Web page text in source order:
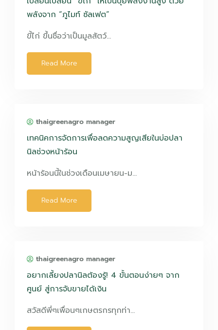
พลังจาก “ภูไมท์ ซัลเฟต”
ขี้ไก่ ขึ้นชื่อว่าเป็นมูลสัตว์…
Read More
thaigreenagro manager
เทคนิคการจัดการเพื่อลดความสูญเสียในบ่อปลา
นิลช่วงหน้าร้อน
หน้าร้อนนี้ในช่วงเดือนเมษายน-ม…
Read More
thaigreenagro manager
อยากเลี้ยงปลานิลต้องรู้! 4 ขั้นตอนง่ายๆ จาก
ศูนย์ สู่การจับขายได้เงิน
สวัสดีพี่ๆเพื่อนๆเกษตรกรทุกท่า…